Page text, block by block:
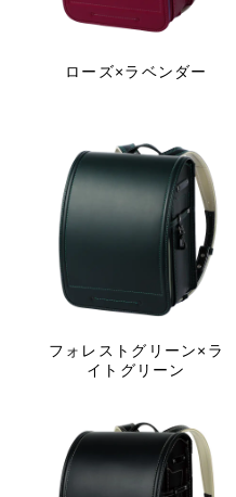
ローズ×ラベンダー
フォレストグリーン×ラ
イトグリーン